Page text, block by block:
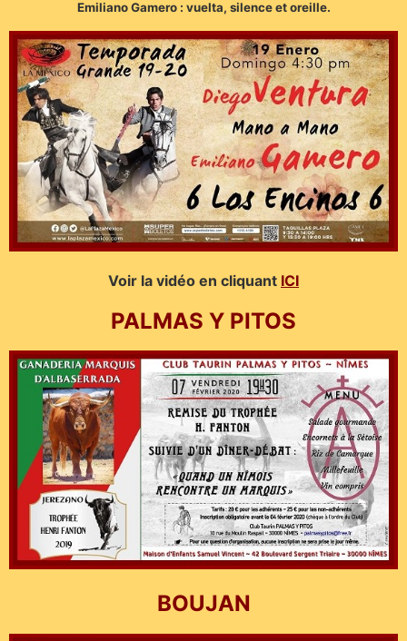
Emiliano Gamero : vuelta, silence et oreille.
Voir la vidéo en cliquant ICI
PALMAS Y PITOS
BOUJAN